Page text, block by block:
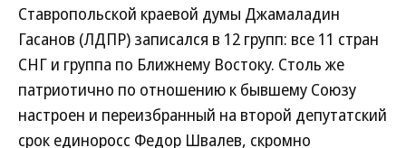
Ставропольской краевой думы Джамаладин
Гасанов (ЛДПР) записался в 12 групп: все 11 стран
СНГ и группа по Ближнему Востоку. Столь же
патриотично по отношению к бывшему Союзу
настроен и переизбранный на второй депутатский
срок единоросс Федор Швалев, скромно